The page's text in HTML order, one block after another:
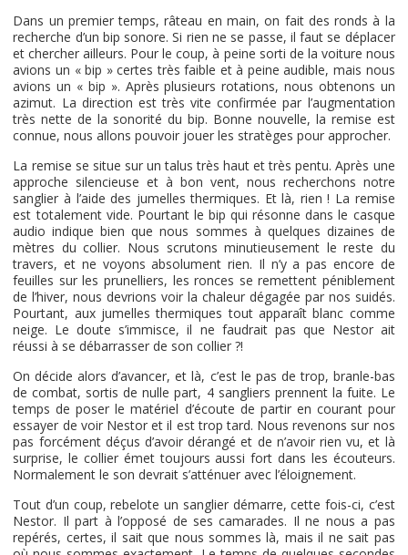
Dans un premier temps, râteau en main, on fait des ronds à la
recherche d’un bip sonore. Si rien ne se passe, il faut se déplacer
et chercher ailleurs. Pour le coup, à peine sorti de la voiture nous
avions un « bip » certes très faible et à peine audible, mais nous
avions un « bip ». Après plusieurs rotations, nous obtenons un
azimut. La direction est très vite confirmée par l’augmentation
très nette de la sonorité du bip. Bonne nouvelle, la remise est
connue, nous allons pouvoir jouer les stratèges pour approcher.
La remise se situe sur un talus très haut et très pentu. Après une
approche silencieuse et à bon vent, nous recherchons notre
sanglier à l’aide des jumelles thermiques. Et là, rien ! La remise
est totalement vide. Pourtant le bip qui résonne dans le casque
audio indique bien que nous sommes à quelques dizaines de
mètres du collier. Nous scrutons minutieusement le reste du
travers, et ne voyons absolument rien. Il n’y a pas encore de
feuilles sur les prunelliers, les ronces se remettent péniblement
de l’hiver, nous devrions voir la chaleur dégagée par nos suidés.
Pourtant, aux jumelles thermiques tout apparaît blanc comme
neige. Le doute s’immisce, il ne faudrait pas que Nestor ait
réussi à se débarrasser de son collier ?!
On décide alors d’avancer, et là, c’est le pas de trop, branle-bas
de combat, sortis de nulle part, 4 sangliers prennent la fuite. Le
temps de poser le matériel d’écoute de partir en courant pour
essayer de voir Nestor et il est trop tard. Nous revenons sur nos
pas forcément déçus d’avoir dérangé et de n’avoir rien vu, et là
surprise, le collier émet toujours aussi fort dans les écouteurs.
Normalement le son devrait s’atténuer avec l’éloignement.
Tout d’un coup, rebelote un sanglier démarre, cette fois-ci, c’est
Nestor. Il part à l’opposé de ses camarades. Il ne nous a pas
repérés, certes, il sait que nous sommes là, mais il ne sait pas